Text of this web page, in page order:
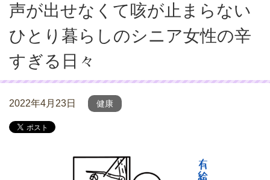
声が出せなくて咳が止まらない
ひとり暮らしのシニア女性の辛
すぎる日々
2022年4月23日 健康